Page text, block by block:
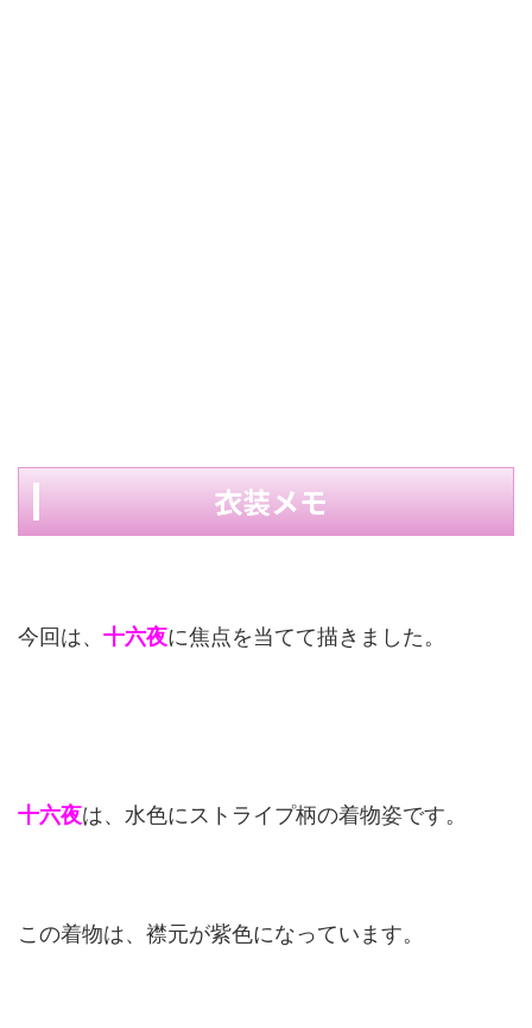
衣装メモ
今回は、 十六夜に焦点を当てて描きました。
十六夜は、水色にストライプ柄の着物姿です。
この着物は、襟元が紫色になっています。